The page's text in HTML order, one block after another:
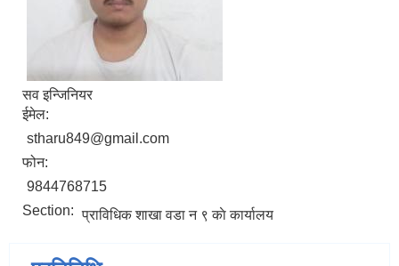
सव इन्जिनियर
ईमेल:
stharu849@gmail.com
फोन:
9844768715
Section: प्राविधिक शाखा वडा न ९ काे कार्यालय